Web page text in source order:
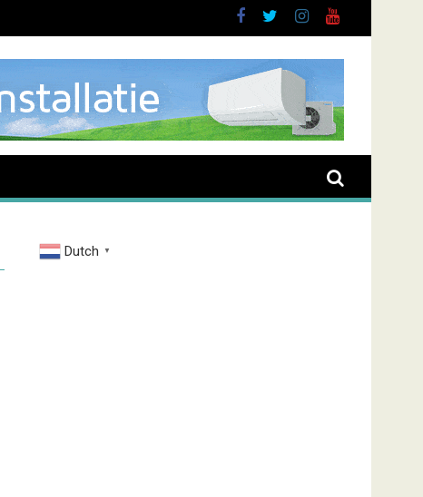
Dutch ▼